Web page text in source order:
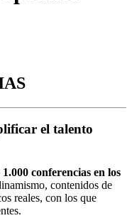
el talento
1.000 conferencias en los
contenidos de
reales, con los que